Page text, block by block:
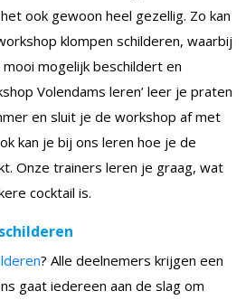
ook gewoon heel gezellig. Zo kan
klompen schilderen, waarbij
mogelijk beschildert en
Volendams leren’ leer je praten
en sluit je de workshop af met
kan je bij ons leren hoe je de
Onze trainers leren je graag, wat
cocktail is.
? Alle deelnemers krijgen een
gaat iedereen aan de slag om